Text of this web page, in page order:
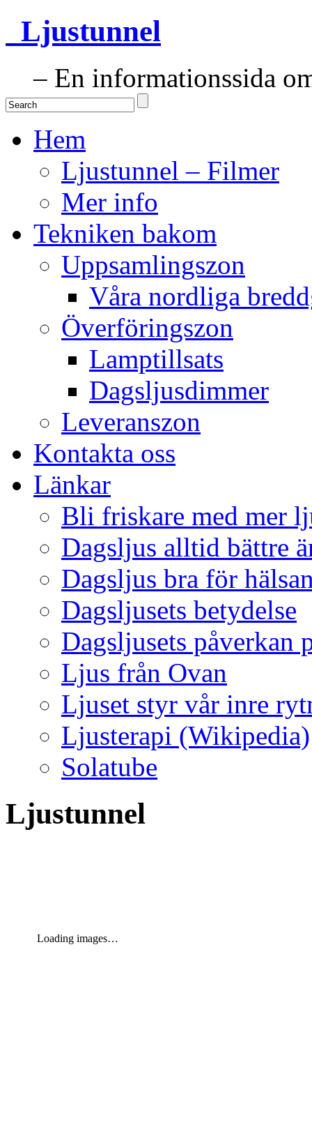
Ljustunnel
– En informationssida
Hem
Ljustunnel – Filmer
Mer info
Tekniken bakom
Uppsamlingszon
Våra nordliga
Överföringszon
Lamptillsats
Dagsljusdimmer
Leveranszon
Kontakta oss
Länkar
Bli friskare med mer
Dagsljus alltid bättre
Dagsljus bra för
Dagsljusets betydelse
Dagsljusets påverkan
Ljus från Ovan
Ljuset styr vår inre
Ljusterapi (Wikipedia)
Solatube
Ljustunnel
Loading images…